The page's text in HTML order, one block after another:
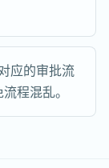
应的审批流
程混乱。